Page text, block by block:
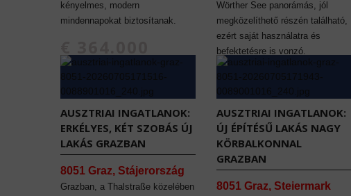
kényelmes, modern
mindennapokat biztosítanak.
Wörther See panorámás, jól
megközelíthető részén található,
ezért saját használatra és
befektetésre is vonzó.
€ 368.000
AUSZTRIAI INGATLANOK:
ERKÉLYES, KÉT SZOBÁS ÚJ
LAKÁS GRAZBAN
8051 Graz, Stájerország
Grazban, a Thalstraße közelében
AUSZTRIAI INGATLANOK:
ÚJ ÉPÍTÉSŰ LAKÁS NAGY
KÖRBALKONNAL
GRAZBAN
8051 Graz, Steiermark